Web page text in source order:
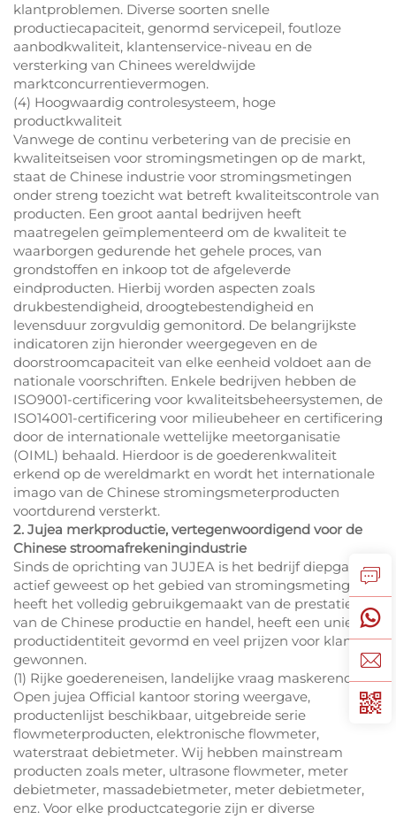
klantproblemen. Diverse soorten snelle
productiecapaciteit, genormd servicepeil, foutloze
aanbodkwaliteit, klantenservice-niveau en de
versterking van Chinees wereldwijde
marktconcurrentievermogen.
(4) Hoogwaardig controlesysteem, hoge
productkwaliteit
Vanwege de continu verbetering van de precisie en
kwaliteitseisen voor stromingsmetingen op de markt,
staat de Chinese industrie voor stromingsmetingen
onder streng toezicht wat betreft kwaliteitscontrole van
producten. Een groot aantal bedrijven heeft
maatregelen geïmplementeerd om de kwaliteit te
waarborgen gedurende het gehele proces, van
grondstoffen en inkoop tot de afgeleverde
eindproducten. Hierbij worden aspecten zoals
drukbestendigheid, droogtebestendigheid en
levensduur zorgvuldig gemonitord. De belangrijkste
indicatoren zijn hieronder weergegeven en de
doorstroomcapaciteit van elke eenheid voldoet aan de
nationale voorschriften. Enkele bedrijven hebben de
ISO9001-certificering voor kwaliteitsbeheersystemen, de
ISO14001-certificering voor milieubeheer en certificering
door de internationale wettelijke meetorganisatie
(OIML) behaald. Hierdoor is de goederenkwaliteit
erkend op de wereldmarkt en wordt het internationale
imago van de Chinese stromingsmeterproducten
voortdurend versterkt.
2. Jujea merkproductie, vertegenwoordigend voor de
Chinese stroomafrekeningindustrie
Sinds de oprichting van JUJEA is het bedrijf diepgaand
actief geweest op het gebied van stromingsmeting,
heeft het volledig gebruikgemaakt van de prestaties
van de Chinese productie en handel, heeft een unieke
productidentiteit gevormd en veel prijzen voor klanten
gewonnen.
(1) Rijke goedereneisen, landelijke vraag maskerend
Open jujea Official kantoor storing weergave,
productenlijst beschikbaar, uitgebreide serie
flowmeterproducten, elektronische flowmeter,
waterstraat debietmeter. Wij hebben mainstream
producten zoals meter, ultrasone flowmeter, meter
debietmeter, massadebietmeter, meter debietmeter,
enz. Voor elke productcategorie zijn er diverse